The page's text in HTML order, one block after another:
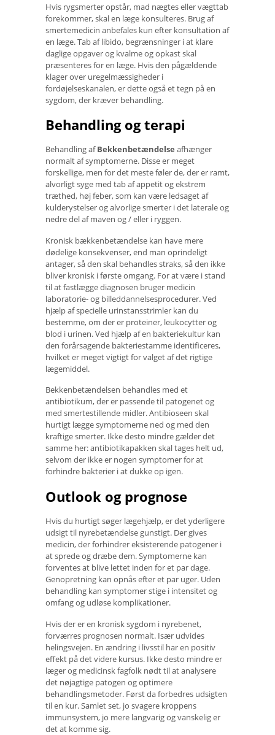
Hvis rygsmerter opstår, mad nægtes eller vægttab
forekommer, skal en læge konsulteres. Brug af
smertemedicin anbefales kun efter konsultation af
en læge. Tab af libido, begrænsninger i at klare
daglige opgaver og kvalme og opkast skal
præsenteres for en læge. Hvis den pågældende
klager over uregelmæssigheder i
fordøjelseskanalen, er dette også et tegn på en
sygdom, der kræver behandling.
Behandling og terapi
Behandling afBekkenbetændelse afhænger
normalt af symptomerne. Disse er meget
forskellige, men for det meste føler de, der er ramt,
alvorligt syge med tab af appetit og ekstrem
træthed, høj feber, som kan være ledsaget af
kulderystelser og alvorlige smerter i det laterale og
nedre del af maven og / eller i ryggen.
Kronisk bækkenbetændelse kan have mere
dødelige konsekvenser, end man oprindeligt
antager, så den skal behandles straks, så den ikke
bliver kronisk i første omgang. For at være i stand
til at fastlægge diagnosen bruger medicin
laboratorie- og billeddannelsesprocedurer. Ved
hjælp af specielle urinstansstrimler kan du
bestemme, om der er proteiner, leukocytter og
blod i urinen. Ved hjælp af en bakteriekultur kan
den forårsagende bakteriestamme identificeres,
hvilket er meget vigtigt for valget af det rigtige
lægemiddel.
Bekkenbetændelsen behandles med et
antibiotikum, der er passende til patogenet og
med smertestillende midler. Antibioseen skal
hurtigt lægge symptomerne ned og med den
kraftige smerter. Ikke desto mindre gælder det
samme her: antibiotikapakken skal tages helt ud,
selvom der ikke er nogen symptomer for at
forhindre bakterier i at dukke op igen.
Outlook og prognose
Hvis du hurtigt søger lægehjælp, er det yderligere
udsigt til nyrebetændelse gunstigt. Der gives
medicin, der forhindrer eksisterende patogener i
at sprede og dræbe dem. Symptomerne kan
forventes at blive lettet inden for et par dage.
Genopretning kan opnås efter et par uger. Uden
behandling kan symptomer stige i intensitet og
omfang og udløse komplikationer.
Hvis der er en kronisk sygdom i nyrebenet,
forværres prognosen normalt. Især udvides
helingsvejen. En ændring i livsstil har en positiv
effekt på det videre kursus. Ikke desto mindre er
læger og medicinsk fagfolk nødt til at analysere
det nøjagtige patogen og optimere
behandlingsmetoder. Først da forbedres udsigten
til en kur. Samlet set, jo svagere kroppens
immunsystem, jo ​​mere langvarig og vanskelig er
det at komme sig.